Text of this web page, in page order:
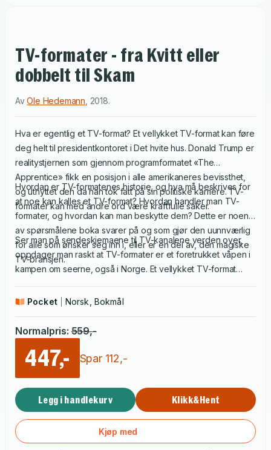
TV-formater - fra Kvitt eller
dobbelt til Skam
AvOle Hedemann 2018.
Hva er egentlig et TV-format? Et vellykket TV-format kan føre
deg helt til presidentkontoret i Det hvite hus. Donald Trump er
realitystjernen som gjennom programformatet «The
Apprentice» fikk en posisjon i alle amerikaneres bevissthet,
og utnyttet den da han tok fatt på sin politiske karriere. TV-
formater kan med andre ord være kraftfulle saker.
Hvordan er TV-formatenes historie, og hva må beskrives for
at noe kan kalles et TV-format? Hvordan handler man TV-
formater, og hvordan kan man beskytte dem? Dette er noen
av spørsmålene boka svarer på og som gjør den uunnværlig
for alle som ønsker seg inn i, eller er en del av, den magiske
TV-bransjen.
Ser man på sendeskjemaene til TV-kanalene verden over,
oppdager man raskt at TV-formater er et foretrukket våpen i
kampen om seerne, også i Norge. Et vellykket TV-format
Men historien er kort. Den handler om produkter som for 25 år
årtusenskiftet plutselig ble kjernen i en ny milliardindustri.
Pocket Norsk, Bokmål
Normalpris: 559,-
447,- Spar 112,-
Legg i handlekurv Klikk&Hent
Kjøp med